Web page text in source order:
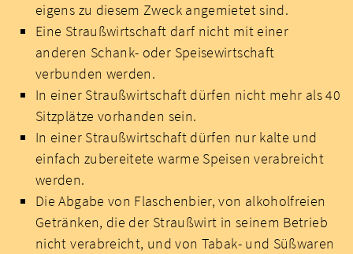
eigens zu diesem Zweck angemietet sind.
Eine Straußwirtschaft darf nicht mit einer
anderen Schank- oder Speisewirtschaft
verbunden werden.
In einer Straußwirtschaft dürfen nicht mehr als 40
Sitzplätze vorhanden sein.
In einer Straußwirtschaft dürfen nur kalte und
einfach zubereitete warme Speisen verabreicht
werden.
Die Abgabe von Flaschenbier, von alkoholfreien
Getränken, die der Straußwirt in seinem Betrieb
nicht verabreicht, und von Tabak- und Süßwaren